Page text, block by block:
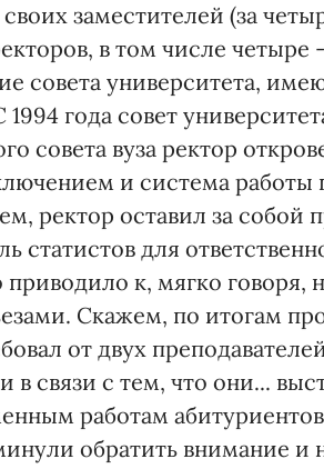
заместителей (за
в том числе четыре
совета университета,
года совет
совета вуза ректор
и система
ректор оставил за собой
статистов для
к, мягко говоря,
Скажем, по итогам
от двух
в связи с тем, что они...
работам
обратить внимание и